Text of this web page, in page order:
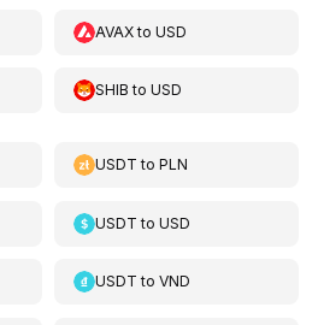
AVAXtoUSD
SHIB toUSD
USDT toPLN
USDT toUSD
USDT toVND